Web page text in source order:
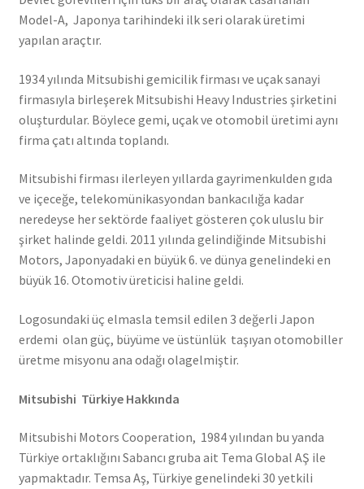
Model-A, Japonya tarihindeki ilk seri olarak üretimi
yapılan araçtır.
1934 yılında Mitsubishi gemicilik firması ve uçak sanayi
firmasıyla birleşerek Mitsubishi Heavy Industries şirketini
oluşturdular. Böylece gemi, uçak ve otomobil üretimi aynı
firma çatı altında toplandı.
Mitsubishi firması ilerleyen yıllarda gayrimenkulden gıda
ve içeceğe, telekomünikasyondan bankacılığa kadar
neredeyse her sektörde faaliyet gösteren çok uluslu bir
şirket halinde geldi. 2011 yılında gelindiğinde Mitsubishi
Motors, Japonyadaki en büyük 6. ve dünya genelindeki en
büyük 16. Otomotiv üreticisi haline geldi.
Logosundaki üç elmasla temsil edilen 3 değerli Japon
erdemi olan güç, büyüme ve üstünlük taşıyan otomobiller
üretme misyonu ana odağı olagelmiştir.
Mitsubishi Türkiye Hakkında
Mitsubishi Motors Cooperation, 1984 yılından bu yanda
Türkiye ortaklığını Sabancı gruba ait Tema Global AŞ ile
yapmaktadır. Temsa Aş, Türkiye genelindeki 30 yetkili